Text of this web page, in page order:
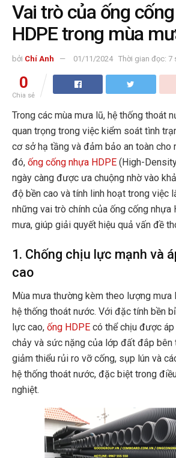
Vai trò của ống
HDPE trong mùa
bởi Chí Anh 01/11/2024 Thời gian đọc: 7
0
Chia sẻ
Trong các mùa mưa lũ, hệ thống thoát
quan trọng trong việc kiểm soát tình
cơ sở hạ tầng và đảm bảo an toàn cho
đó, ống cống nhựa HDPE (High-
ngày càng được ưa chuộng nhờ vào
độ bền cao và tính linh hoạt trong việc
những vai trò chính của ống cống nhựa
mưa, giúp giải quyết hiệu quả vấn đề
1. Chống chịu lực mạnh và
cao
Mùa mưa thường kèm theo lượng mưa
hệ thống thoát nước. Với đặc tính bền
lực cao, ống HDPE có thể chịu được
chảy và sức nặng của lớp đất đắp bên
giảm thiểu rủi ro vỡ cống, sụp lún và
hệ thống thoát nước, đặc biệt trong
nghiệt.